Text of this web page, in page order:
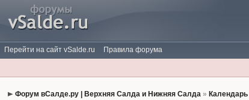
Перейти на сайт vSalde.ru Правила форума
Форум вСалде.ру | Верхняя Салда и Нижняя Салда » Календарь